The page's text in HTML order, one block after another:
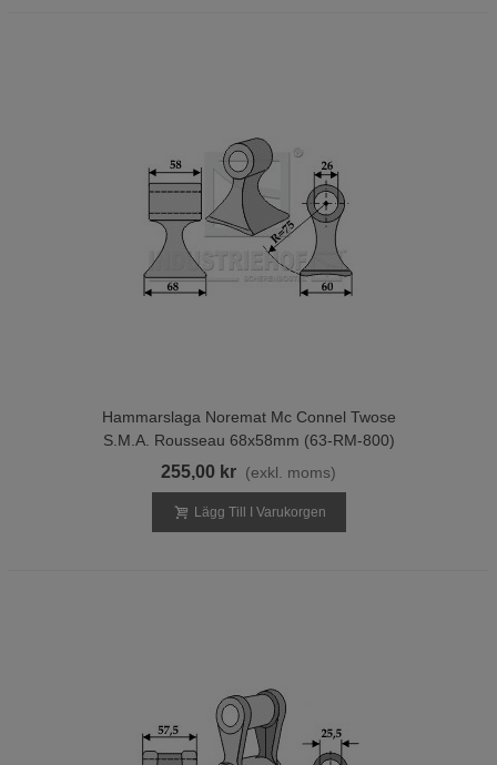
Hammarslaga Noremat Mc Connel Twose
S.M.A. Rousseau 68x58mm (63-RM-800)
255,00 kr (exkl. moms)
Lägg Till I Varukorgen